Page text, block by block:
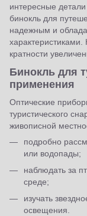
интересные
бинокль для
надежным и
кратности
Бинокль для
применения
Оптические
туристического
живописной
подробно
или водопады;
наблюдать за
среде;
изучать
освещения.